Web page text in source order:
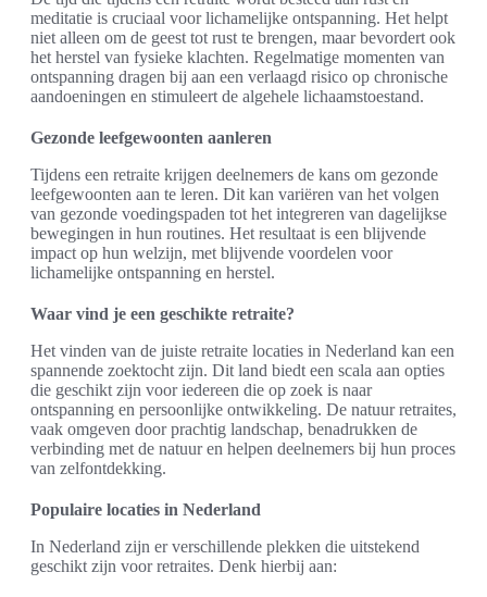
meditatie is cruciaal voor lichamelijke ontspanning. Het helpt
niet alleen om de geest tot rust te brengen, maar bevordert ook
het herstel van fysieke klachten. Regelmatige momenten van
ontspanning dragen bij aan een verlaagd risico op chronische
aandoeningen en stimuleert de algehele lichaamstoestand.
Gezonde leefgewoonten aanleren
Tijdens een retraite krijgen deelnemers de kans om gezonde
leefgewoonten aan te leren. Dit kan variëren van het volgen
van gezonde voedingspaden tot het integreren van dagelijkse
bewegingen in hun routines. Het resultaat is een blijvende
impact op hun welzijn, met blijvende voordelen voor
lichamelijke ontspanning en herstel.
Waar vind je een geschikte retraite?
Het vinden van de juiste retraite locaties in Nederland kan een
spannende zoektocht zijn. Dit land biedt een scala aan opties
die geschikt zijn voor iedereen die op zoek is naar
ontspanning en persoonlijke ontwikkeling. De natuur retraites,
vaak omgeven door prachtig landschap, benadrukken de
verbinding met de natuur en helpen deelnemers bij hun proces
van zelfontdekking.
Populaire locaties in Nederland
In Nederland zijn er verschillende plekken die uitstekend
geschikt zijn voor retraites. Denk hierbij aan: